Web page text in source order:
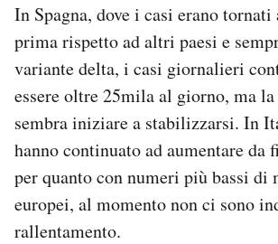
In Spagna, dove i casi erano tornati
prima rispetto ad altri paesi e
variante delta, i casi giornalieri
essere oltre 25mila al giorno, ma
sembra iniziare a stabilizzarsi. In
hanno continuato ad aumentare da
per quanto con numeri più bassi di
europei, al momento non ci sono
rallentamento.